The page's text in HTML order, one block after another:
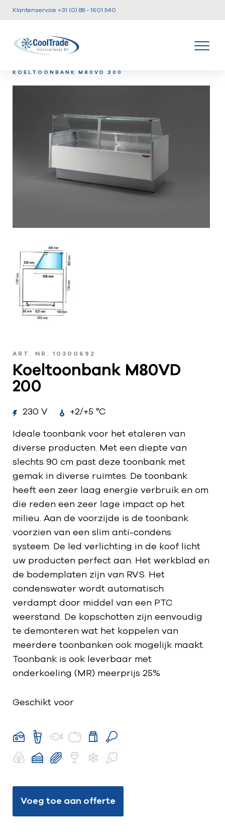
Klantenservice +31 (0) 88 - 1601 540
KOELTOONBANK M80VD 200
ART. NR. 10300692
Koeltoonbank M80VD
200
230 V +2/+5 °C
Ideale toonbank voor het etaleren van
diverse producten. Met een diepte van
slechts 90 cm past deze toonbank met
gemak in diverse ruimtes. De toonbank
heeft een zeer laag energie verbruik en om
die reden een zeer lage impact op het
milieu. Aan de voorzijde is de toonbank
voorzien van een slim anti-condens
systeem. De led verlichting in de koof licht
uw producten perfect aan. Het werkblad en
de bodemplaten zijn van RVS. Het
condenswater wordt automatisch
verdampt door middel van een PTC
weerstand. De kopschotten zijn eenvoudig
te demonteren wat het koppelen van
meerdere toonbanken ook mogelijk maakt.
Toonbank is ook leverbaar met
onderkoeling (MR) meerprijs 25%
Geschikt voor
Voeg toe aan offerte